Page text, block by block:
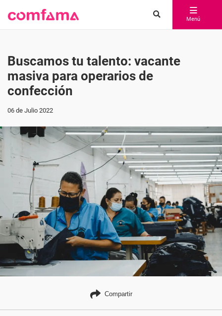
Menú
Buscamos tu talento: vacante
masiva para operarios de
confección
06 de Julio 2022
Compartir